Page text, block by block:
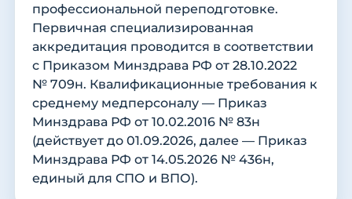
профессиональной переподготовке.
Первичная специализированная
аккредитация проводится в соответствии
с Приказом Минздрава РФ от 28.10.2022
№ 709н. Квалификационные требования к
среднему медперсоналу — Приказ
Минздрава РФ от 10.02.2016 № 83н
(действует до 01.09.2026, далее — Приказ
Минздрава РФ от 14.05.2026 № 436н,
единый для СПО и ВПО).